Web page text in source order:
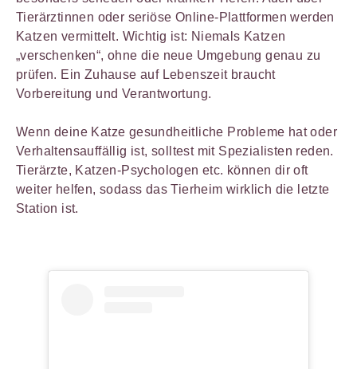
Tierärztinnen oder seriöse Online-Plattformen werden
Katzen vermittelt. Wichtig ist: Niemals Katzen
„verschenken“, ohne die neue Umgebung genau zu
prüfen. Ein Zuhause auf Lebenszeit braucht
Vorbereitung und Verantwortung.
Wenn deine Katze gesundheitliche Probleme hat oder
Verhaltensauffällig ist, solltest mit Spezialisten reden.
Tierärzte, Katzen-Psychologen etc. können dir oft
weiter helfen, sodass das Tierheim wirklich die letzte
Station ist.